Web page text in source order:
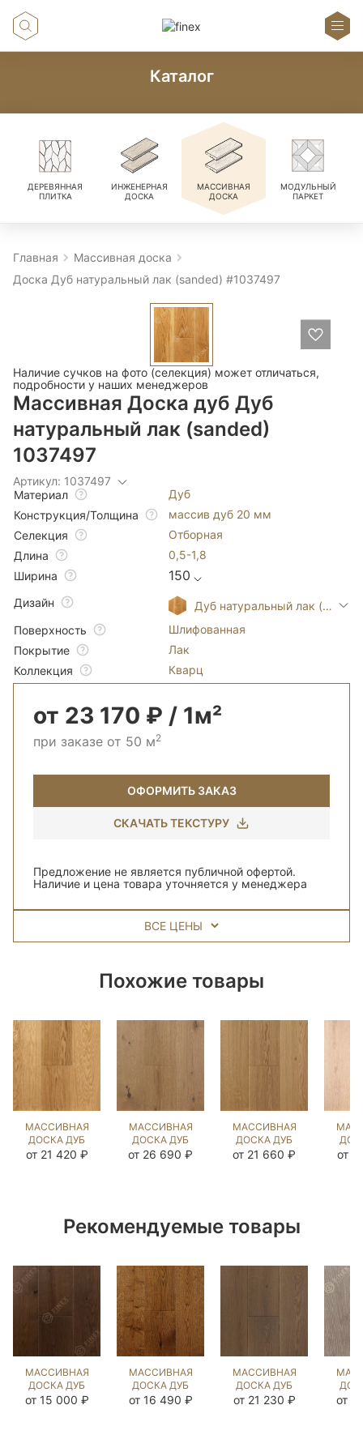
Каталог
ДЕРЕВЯННАЯ
ПЛИТКА
ИНЖЕНЕРНАЯ
ДОСКА
МАССИВНАЯ
ДОСКА
МОДУЛЬНЫЙ
ПАРКЕТ
Главная
Массивная доска
Доска Дуб натуральный лак (sanded) #1037497
Наличие сучков на фото (селекция) может отличаться,
подробности у наших менеджеров
Массивная Доска дуб Дуб
натуральный лак (sanded)
1037497
Артикул: 1037497
Материал
Дуб
Конструкция/Толщина
массив дуб 20 мм
Селекция
Отборная
Длина
0,5-1,8
Ширина
150
Дизайн
Дуб натуральный лак
Поверхность
Шлифованная
Покрытие
Лак
Коллекция
Кварц
от 23 170 ₽ / 1м²
при заказе от 50 м2
ОФОРМИТЬ ЗАКАЗ
СКАЧАТЬ ТЕКСТУРУ
Предложение не является публичной офертой.
Наличие и цена товара уточняется у менеджера
ВСЕ ЦЕНЫ
Похожие товары
МАССИВНАЯ
ДОСКА ДУБ
НАТУРАЛЬНЫЙ
от 21 420 ₽
МАССИВНАЯ
ДОСКА ДУБ
РЕЧИНТО
от 26 690 ₽
МАССИВНАЯ
ДОСКА ДУБ
COLONIAL
от 21 660 ₽ от
Рекомендуемые товары
МАССИВНАЯ
ДОСКА ДУБ
МИДЛ
от 15 000 ₽
МАССИВНАЯ
ДОСКА ДУБ
18 ВЕК
от 16 490 ₽
МАССИВНАЯ
ДОСКА ДУБ
БЬЁРН
от 21 230 ₽ от